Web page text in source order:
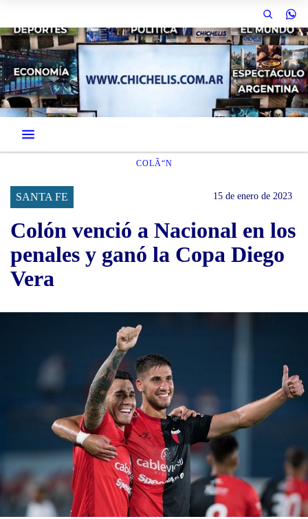
COLÃ“N
SANTA FE 15 de enero de 2023
Colón venció a Nacional en los
penales y ganó la Copa Diego
Vera